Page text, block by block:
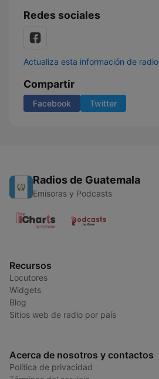
Redes sociales
Actualiza esta información de radio
Compartir
Facebook Twitter
Radios de Guatemala
Emisoras y Podcasts
Recursos
Locutores
Widgets
Blog
Sitios web de radio por país
Acerca de nosotros y contactos
Política de privacidad